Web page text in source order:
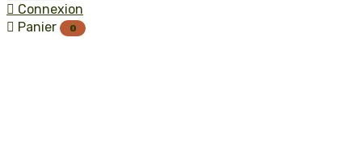
 Connexion
 Panier 0